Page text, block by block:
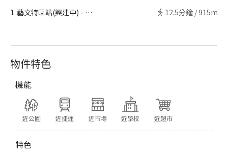
物件特色
機能
近公園 近捷運 近市場 近學校 近超市
特色
1 藝文特區站(興建中) - 出口 12.5分鐘 /915m